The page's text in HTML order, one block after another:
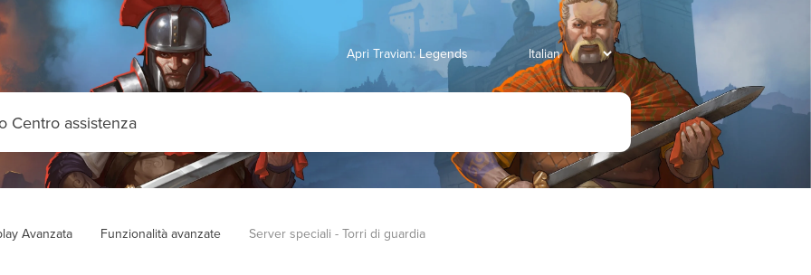
Apri Travian: Legends
Avanzata Funzionalità avanzate Server speciali - Torri di guardia